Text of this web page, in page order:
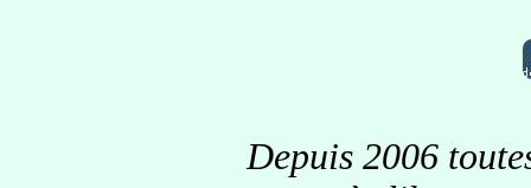
Depuis 2006